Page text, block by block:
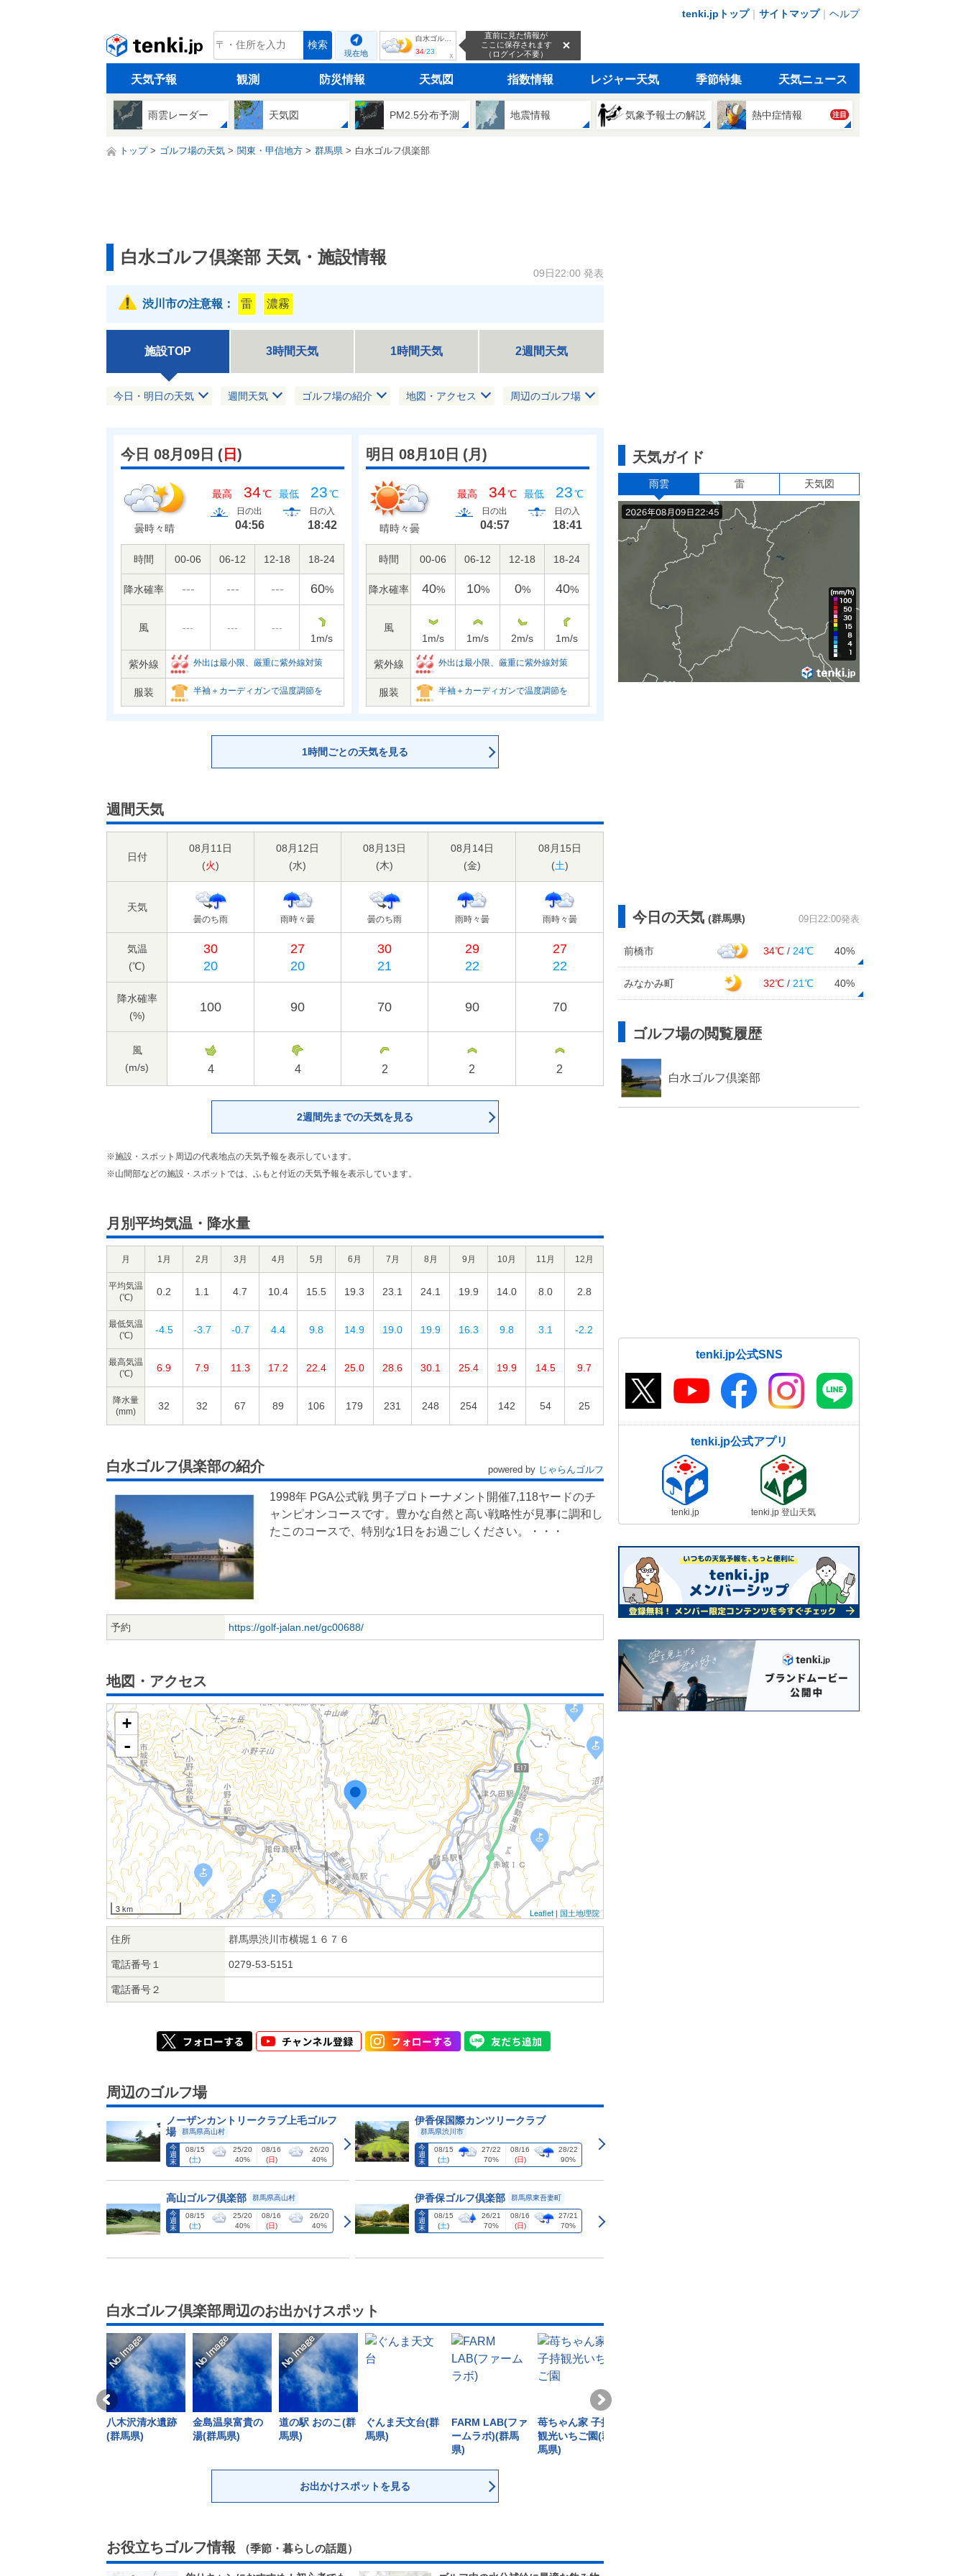
tenki.jpトップ｜ サイトマップ｜ ヘルプ
tenki.jp 検索
現在地
34/23 ｘ
直前に見た情報が
ここに保存されます
（ログイン不要）
天気予報 観測 防災情報 天気図 指数情報 レジャー天気 季節特集 天気ニュース
雨雲レーダー 天気図 PM2.5分布予測 地震情報 気象予報士の解説 熱中症情報 注目
トップ ゴルフ場の天気 関東・甲信地方 群馬県 白水ゴルフ倶楽部
白水ゴルフ倶楽部 天気・施設情報
09日22:00 発表
渋川市の注意報： 雷 濃霧
施設TOP 3時間天気 1時間天気 2週間天気
今日・明日の天気 週間天気 ゴルフ場の紹介 地図・アクセス 周辺のゴルフ場
今日 08月09日 ( 日 )
曇時々晴
最高 34℃ 最低 23℃
日の出
04:56
日の入
18:42
時間 00-06 06-12 12-18 18-24
降水確率 --- --- --- 60%
風 --- ---
---
1 m/s
明日 08月10日 (月 )
晴時々曇
最高 34℃ 最低 23℃
日の出
04:57
日の入
18:41
時間 00-06 06-12 12-18 18-24
降水確率 40% 10% 0% 40%
風
1 m/s 1 m/s 2m/s 1 m/s
紫外線 外出は最小限、厳重に紫外線対策
服装 半袖＋カーディガンで温度調節を
紫外線 外出は最小限、厳重に紫外線対策
服装 半袖＋カーディガンで温度調節を
1時間ごとの天気を見る
週間天気
日付
08月11日
(火)
08月12日
(水)
08月13日
(木)
08月14日
(金)
08月15日
(土)
天気
曇のち雨 雨時々曇 曇のち雨 雨時々曇 雨時々曇
気温
(℃)
30
20
27
20
30
21
29
22
27
22
降水確率
(%)
100 90 70 90 70
風
(m/s)
4 4 2 2 2
2週間先までの天気を見る
※施設・スポット周辺の代表地点の天気予報を表示しています。
※山間部などの施設・スポットでは、ふもと付近の天気予報を表示しています。
月別平均気温・降水量
月 1月 2月 3月 4月 5月 6月 7月 8月 9月 10月 11月 12月
平均気温
(℃)
0.2 1.1 4.7 10.4 15.5 19.3 23.1 24.1 19.9 14.0 8.0 2.8
最低気温
(℃)
-4.5 -3.7 -0.7 4.4 9.8 14.9 19.0 19.9 16.3 9.8 3.1 -2.2
最高気温
(℃)
6.9 7.9 11.3 17.2 22.4 25.0 28.6 30.1 25.4 19.9 14.5 9.7
降水量
(mm)
32 32 67 89 106 179 231 248 254 142 54 25
白水ゴルフ倶楽部の紹介 powered by じゃらんゴルフ
1998年 PGA公式戦 男子プロトーナメント開催7,118ヤードのチ
ャンピオンコースです。豊かな自然と高い戦略性が見事に調和し
たこのコースで、特別な1日をお過ごしください。・・・
予約 https://golf-jalan.net/gc00688/
地図・アクセス
+
-
3 km Leaflet | 国土地理院
住所 群馬県渋川市横堀１６７６
電話番号１ 0279-53-5151
電話番号２
周辺のゴルフ場
ノーザンカントリークラブ上毛ゴルフ
場
群馬県高山村
今
週
末
08/15
(土)
25/20
40%
08/16
(日)
26/20
40%
伊香保国際カンツリークラブ
群馬県渋川市
今
週
末
08/15
(土)
27/22
70%
08/16
(日)
28/22
90%
高山ゴルフ倶楽部
群馬県高山村
今
週
末
08/15
(土)
25/20
40%
08/16
(日)
26/20
40%
伊香保ゴルフ倶楽部
群馬県東吾妻町
今
週
末
08/15
(土)
26/21
70%
08/16
(日)
27/21
70%
白水ゴルフ倶楽部周辺のお出かけスポット
八木沢清水遺跡
(群馬県)
金島温泉富貴の
湯(群馬県)
道の駅 おのこ(群
馬県)
ぐんま天文台(群
馬県)
FARM LAB(ファ
ームラボ)(群馬
県)
苺ちゃん家 子持
観光いちご園(群
馬県)
お出かけスポットを見る
お役立ちゴルフ情報 （季節・暮らしの話題）
天気ガイド
雨雲 雷 天気図
今日の天気 (群馬県) 09日22:00発表
前橋市 34℃ / 24℃ 40%
みなかみ町 32℃ / 21℃ 40%
ゴルフ場の閲覧履歴
白水ゴルフ倶楽部
tenki.jp公式SNS
tenki.jp公式アプリ
tenki.jp tenki.jp 登山天気